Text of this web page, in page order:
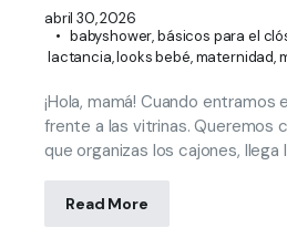
abril 30, 2026
babyshower,básicos para el
lactancia,looks bebé,maternidad,
¡Hola, mamá! Cuando
frente a las vitrinas. Queremos
que organizas los cajones,
Read More